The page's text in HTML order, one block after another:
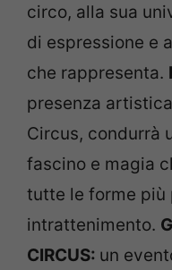
circo, alla sua
di espressione e
che rappresenta.
presenza
Circus, condurrà
fascino e magia
tutte le forme più
intrattenimento.
CIRCUS: un